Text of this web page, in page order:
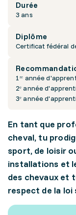
Durée
3 ans
Diplôme
Certificat fédéral
1ʳᵉ année
2ᵉ année
3ᵉ année
En tant que
cheval, tu
sport, de loisir
installations et
des chevaux et
respect de la